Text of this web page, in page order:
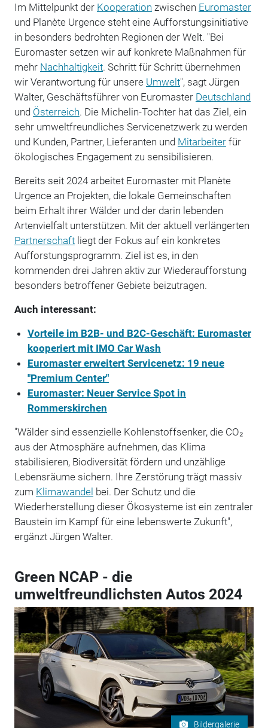
Im Mittelpunkt der Kooperation zwischen Euromaster
und Planète Urgence steht eine Aufforstungsinitiative
in besonders bedrohten Regionen der Welt. "Bei
Euromaster setzen wir auf konkrete Maßnahmen für
mehr Nachhaltigkeit. Schritt für Schritt übernehmen
wir Verantwortung für unsere Umwelt", sagt Jürgen
Walter, Geschäftsführer von Euromaster Deutschland
und Österreich. Die Michelin-Tochter hat das Ziel, ein
sehr umweltfreundliches Servicenetzwerk zu werden
und Kunden, Partner, Lieferanten und Mitarbeiterfür
ökologisches Engagement zu sensibilisieren.
Bereits seit 2024 arbeitet Euromaster mit Planète
Urgence an Projekten, die lokale Gemeinschaften
beim Erhalt ihrer Wälder und der darin lebenden
Artenvielfalt unterstützen. Mit der aktuell verlängerten
Partnerschaftliegt der Fokus auf ein konkretes
Aufforstungsprogramm. Ziel ist es, in den
kommenden drei Jahren aktiv zur Wiederaufforstung
besonders betroffener Gebiete beizutragen.
Auch interessant:
Vorteile im B2B- und B2C-Geschäft: Euromaster
kooperiert mit IMO Car Wash
Euromaster erweitert Servicenetz: 19 neue
"Premium Center"
Euromaster: Neuer Service Spot in
Rommerskirchen
"Wälder sind essenzielle Kohlenstoffsenker, die CO₂
aus der Atmosphäre aufnehmen, das Klima
stabilisieren, Biodiversität fördern und unzählige
Lebensräume sichern. Ihre Zerstörung trägt massiv
zum Klimawandel bei. Der Schutz und die
Wiederherstellung dieser Ökosysteme ist ein zentraler
Baustein im Kampf für eine lebenswerte Zukunft",
ergänzt Jürgen Walter.
Green NCAP - die
umweltfreundlichsten Autos 2024
Bildergalerie